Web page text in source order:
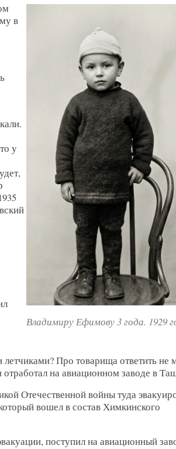
Владимиру Ефимову 3 года. 1929
в
у
Про товарища ответить не
на авиационном заводе в
Отечественной войны туда
вошел в состав Химкинского
поступил на авиационный